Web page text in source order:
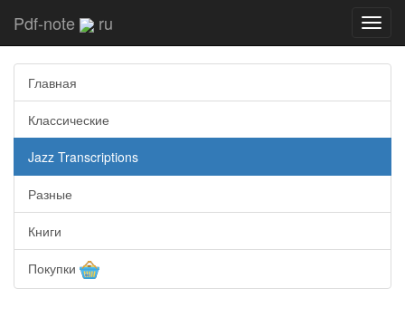
Pdf-note ru
Главная
Классические
Jazz Transcriptions
Разные
Книги
Покупки